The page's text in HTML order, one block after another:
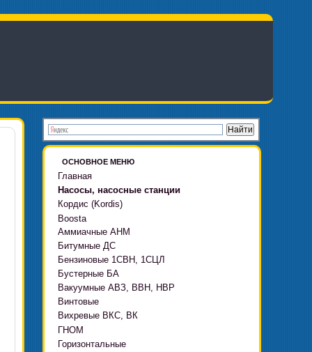
ОСНОВНОЕ МЕНЮ
Главная
Насосы, насосные станции
Кордис (Kordis)
Boosta
Boosta-F
Boosta-L
Boosta-APD установки
Аммиачные АНМ
Битумные ДС
Бензиновые 1СВН, 1СЦЛ
Бустерные БА
Вакуумные АВЗ, ВВН, НВР
Винтовые
Вихревые ВКС, ВК
ГНОМ
Грязевые
Горизонтальные